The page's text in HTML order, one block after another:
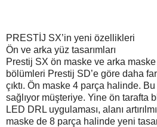
PRESTİJ SX’in yeni özellikleri
Ön ve arka yüz tasarımları
Prestij SX ön maske ve arka
bölümleri Prestij SD’e göre daha
çıktı. Ön maske 4 parça halinde.
sağlıyor müşteriye. Yine ön tarafta
LED DRL uygulaması, alanı
maske de 8 parça halinde yeni